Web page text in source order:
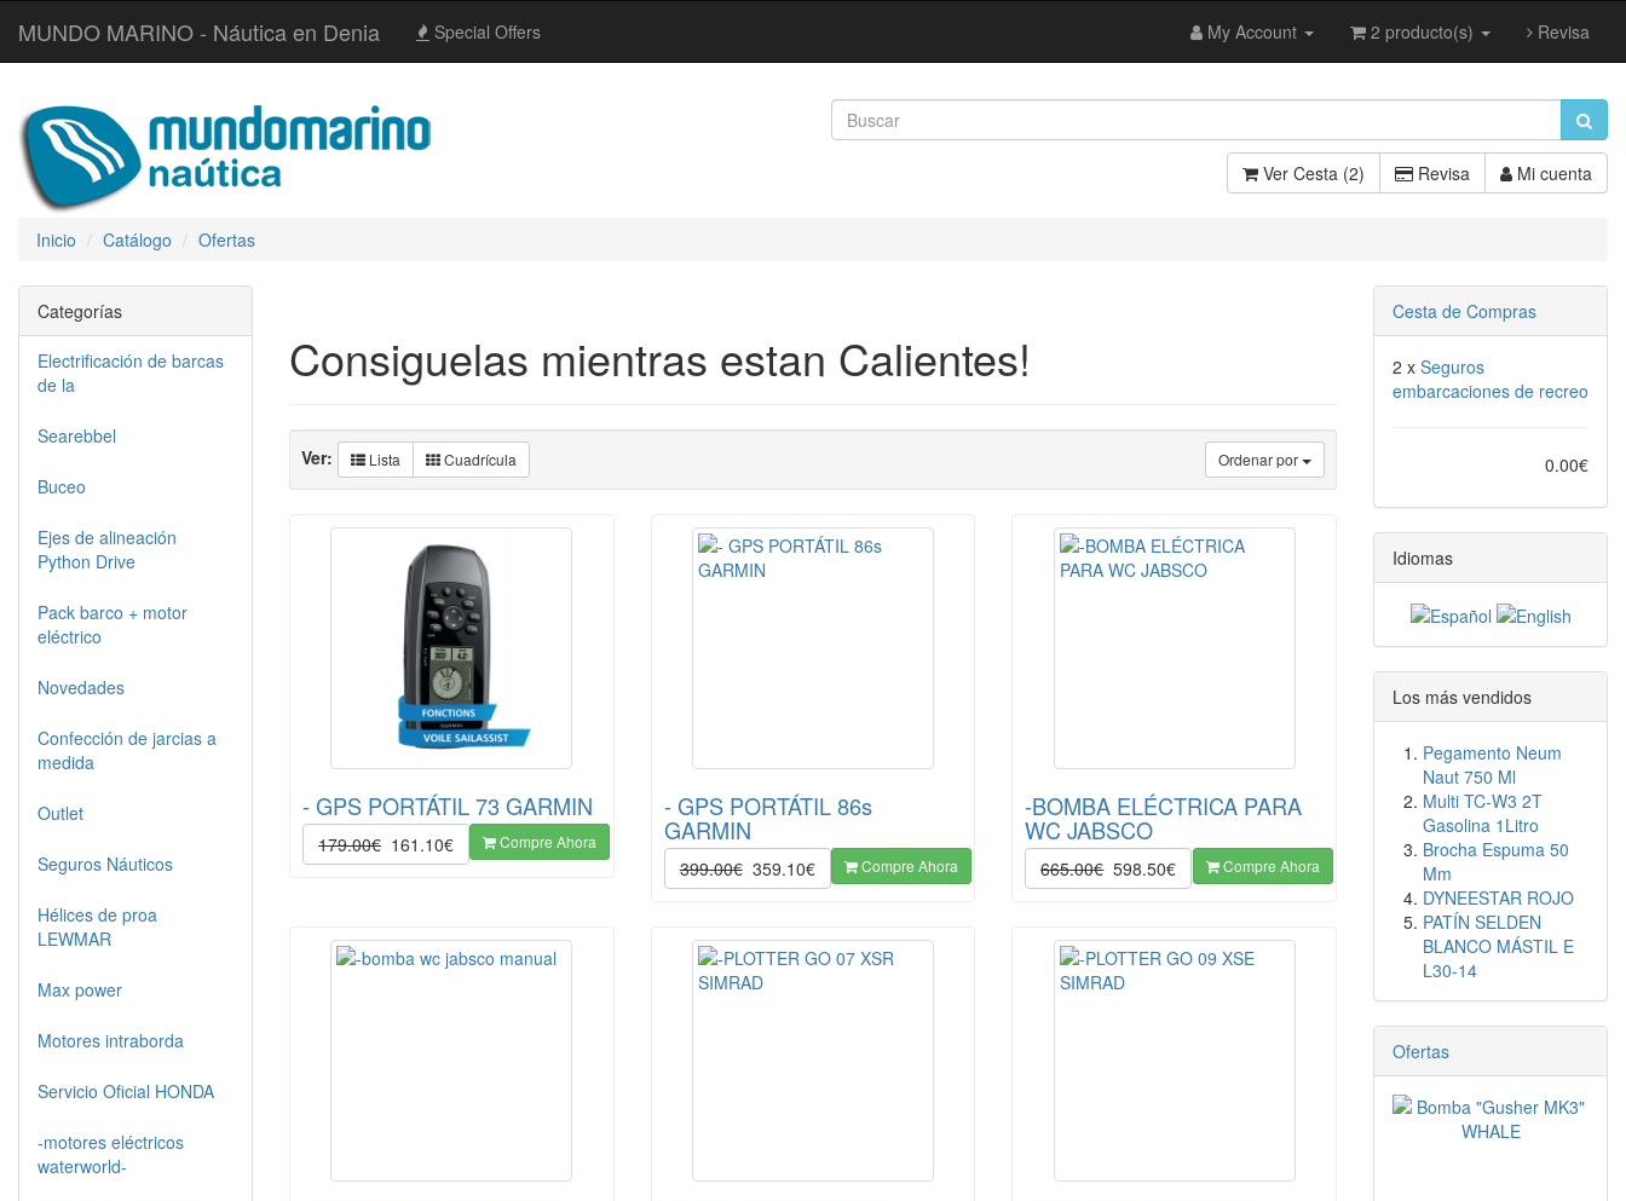
MUNDO MARINO - Náutica en Denia Special Offers My Account 2 producto(s) Revisa
Ver Cesta (2) Revisa Mi cuenta
Inicio Catálogo Ofertas
Consiguelas mientras estan Calientes!
Ordenar por
Ver: Lista Cuadrícula
- GPS PORTÁTIL 73 GARMIN
179.00€ 161.10€ Compre Ahora
- GPS PORTÁTIL 86s
GARMIN
399.00€ 359.10€ Compre Ahora
-BOMBA ELÉCTRICA PARA
WC JABSCO
665.00€ 598.50€ Compre Ahora
Categorías
Electrificación de barcas
de la
Searebbel
Buceo
Ejes de alineación
Python Drive
Pack barco + motor
eléctrico
Novedades
Confección de jarcias a
medida
Outlet
Seguros Náuticos
Hélices de proa
LEWMAR
Max power
Motores intraborda
Servicio Oficial HONDA
-motores eléctricos
waterworld-
Cesta de Compras
2 x Seguros
embarcaciones de recreo
0.00€
Idiomas
Los más vendidos
Pegamento Neum
Naut 750 Ml
Multi TC-W3 2T
Gasolina 1Litro
Brocha Espuma 50
Mm
DYNEESTAR ROJO
PATÍN SELDEN
BLANCO MÁSTIL E
L30-14
Ofertas